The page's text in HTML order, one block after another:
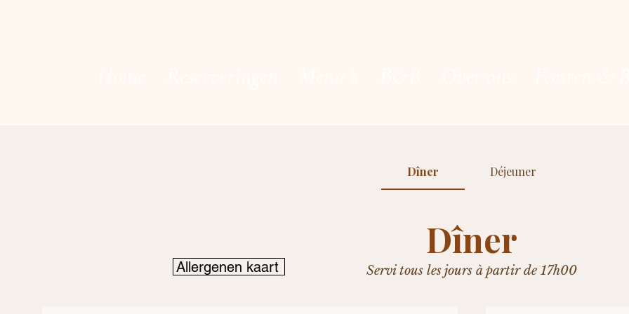
Dîner Déjeuner
Dîner
Servi tous les jours à partir de 17h00
Allergenen kaart